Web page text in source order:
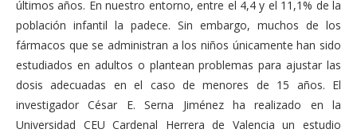
últimos años. En nuestro entorno, entre el 4,4 y el 11,1% de la
población infantil la padece. Sin embargo, muchos de los
fármacos que se administran a los niños únicamente han sido
estudiados en adultos o plantean problemas para ajustar las
dosis adecuadas en el caso de menores de 15 años. El
investigador César E. Serna Jiménez ha realizado en la
Universidad CEU Cardenal Herrera de Valencia un estudio